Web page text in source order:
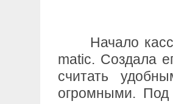
Начало
matic. Создала
считать
огромными. Под